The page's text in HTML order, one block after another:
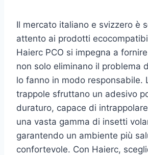
Il mercato italiano e svizzero è
attento ai prodotti
Haierc PCO si impegna a
non solo eliminano il problema
lo fanno in modo responsabile.
trappole sfruttano un adesivo
duraturo, capace di
una vasta gamma di insetti
garantendo un ambiente più
confortevole. Con Haierc,